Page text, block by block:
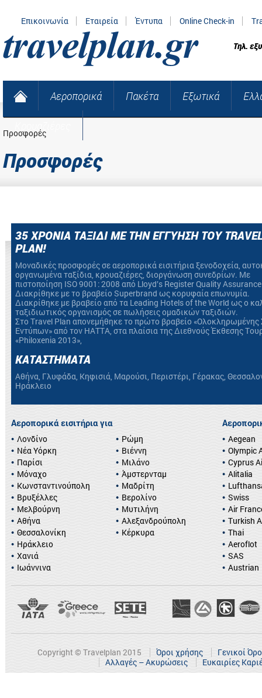
Επικοινωνία Εταιρεία Έντυπα Online Check-in
Τηλ.
Αεροπορικά Πακέτα Εξωτικά
Κρουαζιέρες
Προσφορές
Προσφορές
35 ΧΡΟΝΙΑ ΤΑΞΙΔΙ ΜΕ ΤΗΝ ΕΓΓΥΗΣΗ ΤΟΥ
PLAN!
Mοναδικές προσφορές σε αεροπορικά εισιτήρια ξενοδοχεία,
οργανωμένα ταξίδια, κρουαζιέρες, διοργάνωση συνεδρίων. Με
πιστοποίηση ΙSO 9001: 2008 από Lloyd’s Register Quality
Διακρίθηκε με το βραβείο Superbrand ως κορυφαία επωνυμία.
Διακρίθηκε με βραβείο από τα Leading Hotels of the World ως ο
ταξιδιωτικός οργανισμός σε πωλήσεις ομαδικών ταξιδιών.
Στο Travel Plan απονεμήθηκε το πρώτο βραβείο «Ολοκληρωμένης
Εντύπων» από τον HATTA, στα πλαίσια της Διεθνούς Έκθεσης
«Philoxenia 2013»,
ΚΑΤΑΣΤΗΜΑΤΑ
Αθήνα, Γλυφάδα, Κηφισιά, Μαρούσι, Περιστέρι, Γέρακας,
Ηράκλειο
Αεροπορικά εισιτήρια για
Λονδίνο
Νέα Υόρκη
Παρίσι
Μόναχο
Κωνσταντινούπολη
Βρυξέλλες
Ρώμη
Βιέννη
Μιλάνο
Άμστερνταμ
Μαδρίτη
Βερολίνο
Μελβούρνη
Αθήνα
Θεσσαλονίκη
Ηράκλειο
Χανιά
Ιωάννινα
Μυτιλήνη
Αλεξανδρούπολη
Κέρκυρα
Aegean
Olympic
Cyprus
Alitalia
Swiss
Air
Turkish
Thai
Aeroflot
SAS
Austrian
Copyright © Travelplan 2015 Όροι χρήσης
Γενικοί
Αλλαγές – Ακυρώσεις
Ευκαιρίες